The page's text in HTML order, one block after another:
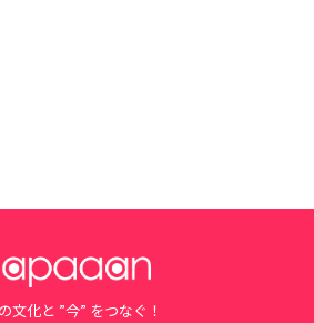
文化と ”今” をつなぐ！